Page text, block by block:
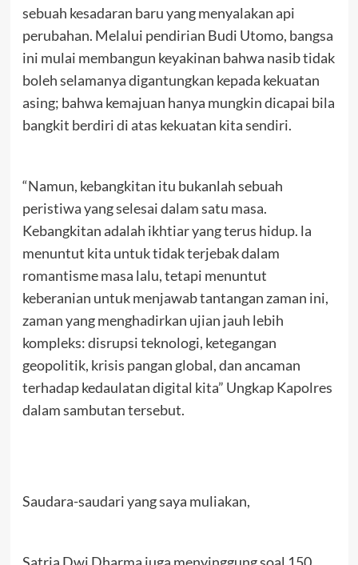
sebuah kesadaran baru yang menyalakan api
perubahan. Melalui pendirian Budi Utomo, bangsa
ini mulai membangun keyakinan bahwa nasib tidak
boleh selamanya digantungkan kepada kekuatan
asing; bahwa kemajuan hanya mungkin dicapai bila
bangkit berdiri di atas kekuatan kita sendiri.
“Namun, kebangkitan itu bukanlah sebuah
peristiwa yang selesai dalam satu masa.
Kebangkitan adalah ikhtiar yang terus hidup. la
menuntut kita untuk tidak terjebak dalam
romantisme masa lalu, tetapi menuntut
keberanian untuk menjawab tantangan zaman ini,
zaman yang menghadirkan ujian jauh lebih
kompleks: disrupsi teknologi, ketegangan
geopolitik, krisis pangan global, dan ancaman
terhadap kedaulatan digital kita” Ungkap Kapolres
dalam sambutan tersebut.
Saudara-saudari yang saya muliakan,